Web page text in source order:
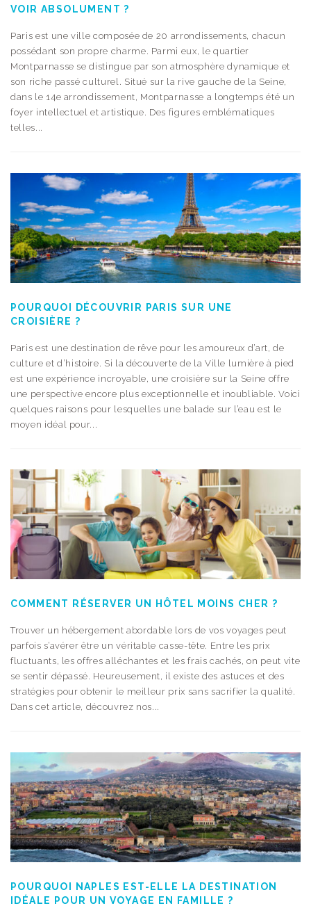
VOIR ABSOLUMENT ?
Paris est une ville composée de 20 arrondissements, chacun
possédant son propre charme. Parmi eux, le quartier
Montparnasse se distingue par son atmosphère dynamique et
son riche passé culturel. Situé sur la rive gauche de la Seine,
dans le 14e arrondissement, Montparnasse a longtemps été un
foyer intellectuel et artistique. Des figures emblématiques
telles...
POURQUOI DÉCOUVRIR PARIS SUR UNE
CROISIÈRE ?
Paris est une destination de rêve pour les amoureux d’art, de
culture et d’histoire. Si la découverte de la Ville lumière à pied
est une expérience incroyable, une croisière sur la Seine offre
une perspective encore plus exceptionnelle et inoubliable. Voici
quelques raisons pour lesquelles une balade sur l’eau est le
moyen idéal pour...
COMMENT RÉSERVER UN HÔTEL MOINS CHER ?
Trouver un hébergement abordable lors de vos voyages peut
parfois s’avérer être un véritable casse-tête. Entre les prix
fluctuants, les offres alléchantes et les frais cachés, on peut vite
se sentir dépassé. Heureusement, il existe des astuces et des
stratégies pour obtenir le meilleur prix sans sacrifier la qualité.
Dans cet article, découvrez nos...
POURQUOI NAPLES EST-ELLE LA DESTINATION
IDÉALE POUR UN VOYAGE EN FAMILLE ?